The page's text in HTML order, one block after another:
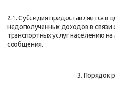
2.1. Субсидия предоставляется в
недополученных доходов в связи
транспортных услуг населению
сообщения.
3. Порядок